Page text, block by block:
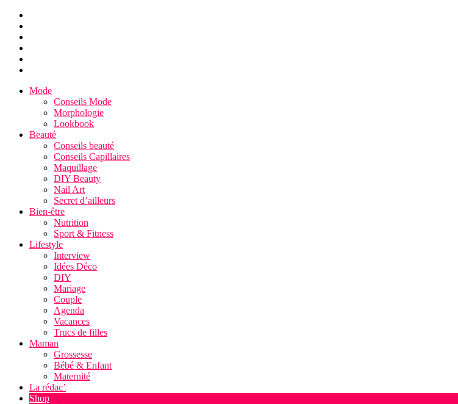
Mode
Conseils Mode
Morphologie
Lookbook
Beauté
Conseils beauté
Conseils Capillaires
Maquillage
DIY Beauty
Nail Art
Secret d’ailleurs
Bien-être
Nutrition
Sport & Fitness
Lifestyle
Interview
Idées Déco
DIY
Mariage
Couple
Agenda
Vacances
Trucs de filles
Maman
Grossesse
Bébé & Enfant
Maternité
La rédac’
Shop